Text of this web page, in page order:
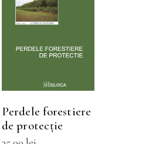
SELECTEAZĂ
produs
variații.
Perdele forestiere
de protecţie